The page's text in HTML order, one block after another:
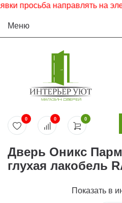
направлять на
Меню
0
0 0
Дверь Оникс
глухая лакобель
Показать в